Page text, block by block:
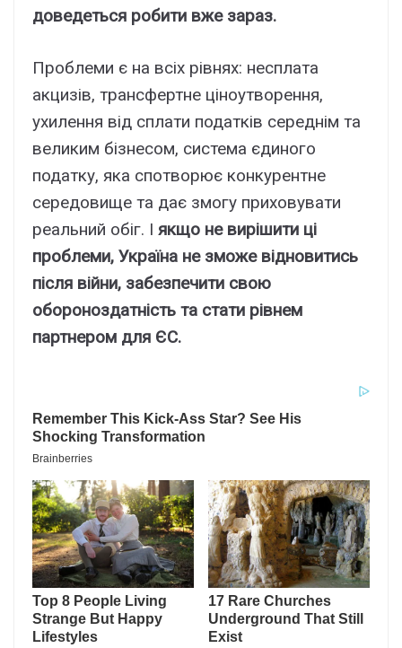
доведеться робити вже зараз.
Проблеми є на всіх рівнях: несплата
акцизів, трансфертне ціноутворення,
ухилення від сплати податків середнім та
великим бізнесом, система єдиного
податку, яка спотворює конкурентне
середовище та дає змогу приховувати
реальний обіг. І якщо не вирішити ці
проблеми, Україна не зможе відновитись
після війни, забезпечити свою
обороноздатність та стати рівнем
партнером для ЄС.